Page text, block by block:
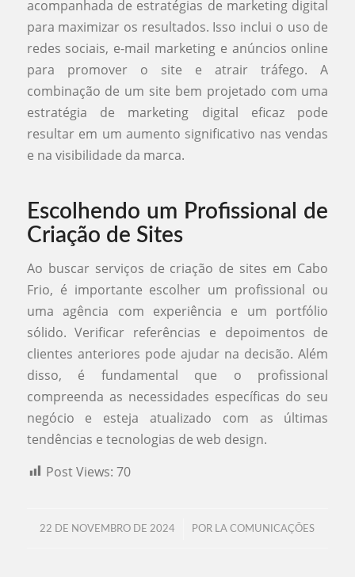
acompanhada de estratégias de marketing digital
para maximizar os resultados. Isso inclui o uso de
redes sociais, e-mail marketing e anúncios online
para promover o site e atrair tráfego. A
combinação de um site bem projetado com uma
estratégia de marketing digital eficaz pode
resultar em um aumento significativo nas vendas
e na visibilidade da marca.
Escolhendo um Profissional de
Criação de Sites
Ao buscar serviços de criação de sites em Cabo
Frio, é importante escolher um profissional ou
uma agência com experiência e um portfólio
sólido. Verificar referências e depoimentos de
clientes anteriores pode ajudar na decisão. Além
disso, é fundamental que o profissional
compreenda as necessidades específicas do seu
negócio e esteja atualizado com as últimas
tendências e tecnologias de web design.
Post Views: 70
22 DE NOVEMBRO DE 2024
/ POR LA COMUNICAÇÕES